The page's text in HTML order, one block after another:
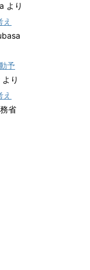
より
予
より
省